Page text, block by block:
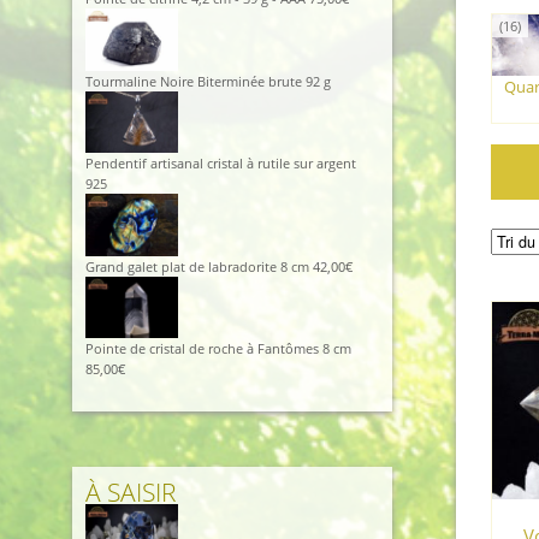
(16)
Tourmaline Noire Biterminée brute 92 g
Pendentif artisanal cristal à rutile sur argent
925
Grand galet plat de labradorite 8 cm 42,00€
Pointe de cristal de roche à Fantômes 8 cm
85,00€
À SAISIR